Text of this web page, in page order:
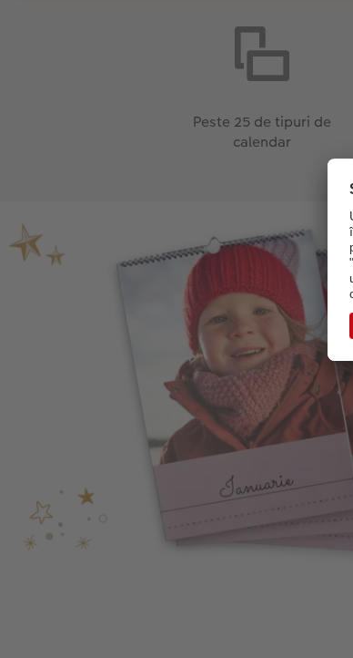
Portret și format
poate fi
Atât decorativ cât și practic. Combinați în mod
Peste 25 de tipuri de
calendar